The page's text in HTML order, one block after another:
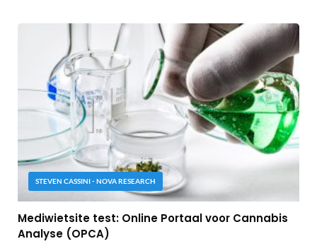
STEVEN CASSINI - NOVA RESEARCH
Mediwietsite test: Online Portaal voor Cannabis
Analyse (OPCA)